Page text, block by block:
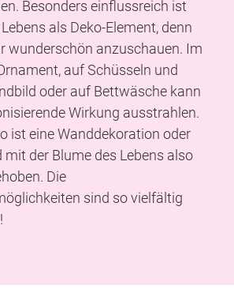
Besonders einflussreich ist
als Deko-Element, denn
wunderschön anzuschauen. Im
auf Schüsseln und
oder auf Bettwäsche kann
Wirkung ausstrahlen.
ist eine Wanddekoration oder
mit der Blume des Lebens also
Die
sind so vielfältig